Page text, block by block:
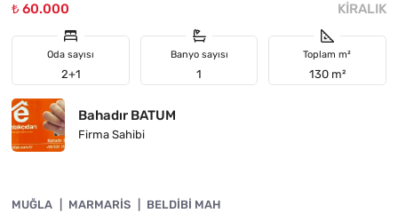
₺ 60.000
KIRALIK
Oda sayısı
2+1
Banyo sayısı
1
Toplam m²
130 m²
Bahadır BATUM
Firma Sahibi
ÖNE ÇIKAN
MUĞLA MARMARIS BELDIBI MAH